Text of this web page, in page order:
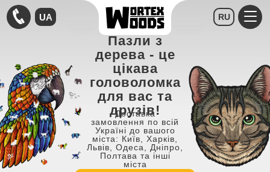
Пазли з
дерева - це
цікава
головоломка
для вас та
друзів!
Доставка
замовлення по всій
Україні до вашого
міста: Київ, Харків,
Львів, Одеса, Дніпро,
Полтава та інші
міста
UA RU